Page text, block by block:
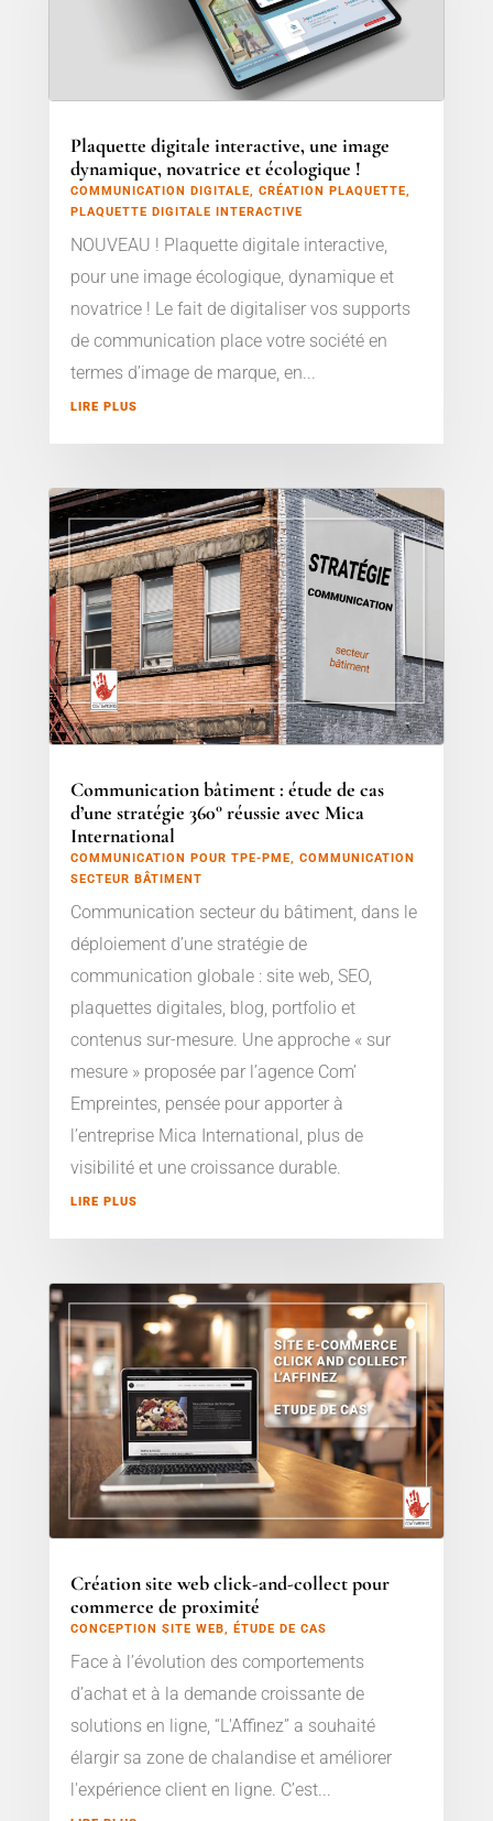
Plaquette digitale interactive, une image
dynamique, novatrice et écologique !
COMMUNICATION DIGITALE, CRÉATION PLAQUETTE,
PLAQUETTE DIGITALE INTERACTIVE
NOUVEAU ! Plaquette digitale interactive,
pour une image écologique, dynamique et
novatrice ! Le fait de digitaliser vos supports
de communication place votre société en
termes d’image de marque, en...
LIRE PLUS
Communication bâtiment : étude de cas
d’une stratégie 360° réussie avec Mica
International
COMMUNICATION POUR TPE-PME, COMMUNICATION
SECTEUR BÂTIMENT
Communication secteur du bâtiment, dans le
déploiement d’une stratégie de
communication globale : site web, SEO,
plaquettes digitales, blog, portfolio et
contenus sur-mesure. Une approche « sur
mesure » proposée par l’agence Com’
Empreintes, pensée pour apporter à
l’entreprise Mica International, plus de
visibilité et une croissance durable.
LIRE PLUS
Création site web click-and-collect pour
commerce de proximité
CONCEPTION SITE WEB, ÉTUDE DE CAS
Face à l’évolution des comportements
d’achat et à la demande croissante de
solutions en ligne, “L'Affinez” a souhaité
élargir sa zone de chalandise et améliorer
l'expérience client en ligne. C’est...